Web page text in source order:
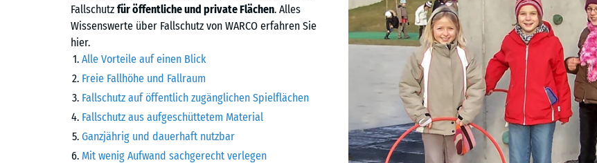
Fallschutz für öffentliche und private Flächen. Alles
Wissenswerte über Fallschutz von WARCO erfahren Sie
hier.
Alle Vorteile auf einen Blick
Freie Fallhöhe und Fallraum
Fallschutz auf öffentlich zugänglichen Spielflächen
Fallschutz aus aufgeschüttetem Material
Ganzjährig und dauerhaft nutzbar
Mit wenig Aufwand sachgerecht verlegen